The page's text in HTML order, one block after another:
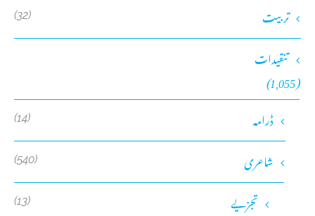
تربیت (32)
تنقیدات
(1,055)
ڈرامہ
(14)
شاعری (540)
تجزیے (13)